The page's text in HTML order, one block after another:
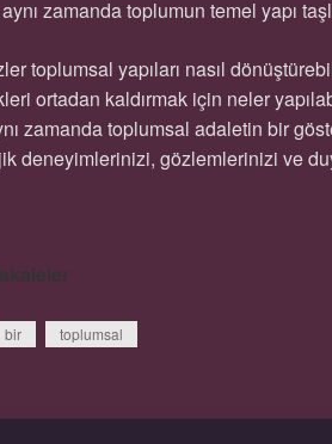
zamanda toplumun temel yapı
toplumsal yapıları nasıl
ortadan kaldırmak için neler
zamanda toplumsal adaletin bir
deneyimlerinizi, gözlemlerinizi ve
bir toplumsal